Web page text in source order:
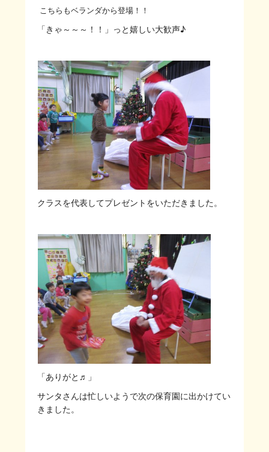
こちらもベランダから登場！！
「きゃ～～～！！」っと嬉しい大歓声♪
クラスを代表してプレゼントをいただきました。
「ありがと♬」
サンタさんは忙しいようで次の保育園に出かけてい
きました。